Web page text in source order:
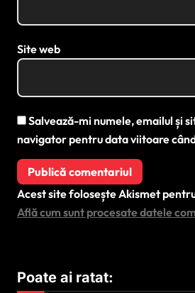
Site web
Salvează-mi numele, emailul și
navigator pentru data viitoare
Acest site folosește Akismet
Află cum sunt procesate datele
Poate ai ratat: